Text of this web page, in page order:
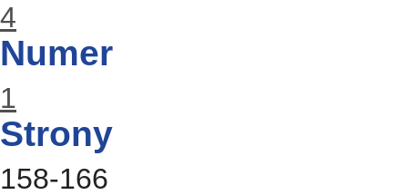
4
Numer
1
Strony
158-166